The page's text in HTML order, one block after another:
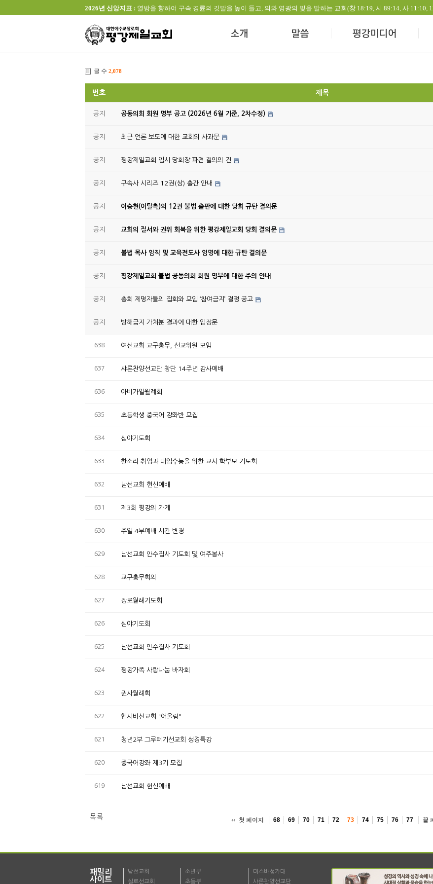
2026년 신앙지표 : 열방을 향하여 구속 경륜의 깃발을 높이 들고, 의와 영광의 빛을 발하는 교회(창 18:19, 시 89:14, 사 11:10,
글 수 2,078
번호 제목
공지 공동의회 회원 명부 공고 (2026년 6월 기준, 2차수정)
공지 최근 언론 보도에 대한 교회의 사과문
공지 평강제일교회 임시 당회장 파견 결의의 건
공지 구속사 시리즈 12권(상) 출간 안내
공지 이승현(이탈측)의 12권 불법 출판에 대한 당회 규탄 결의문
공지 교회의 질서와 권위 회복을 위한 평강제일교회 당회 결의문
공지 불법 목사 임직 및 교육전도사 임명에 대한 규탄 결의문
공지 평강제일교회 불법 공동의회 회원 명부에 대한 주의 안내
공지 총회 제명자들의 집회와 모임 ‘참여금지’ 결정 공고
공지 방해금지 가처분 결과에 대한 입장문
638 여선교회 교구총무, 선교위원 모임
637 샤론찬양선교단 창단 14주년 감사예배
636 아비가일월례회
635 초등학생 중국어 강좌반 모집
634 심야기도회
633 한소리 취업과 대입수능을 위한 교사 학부모 기도회
632 남선교회 헌신예배
631 제3회 평강의 가게
630 주일 4부예배 시간 변경
629 남선교회 안수집사 기도회 및 여주봉사
628 교구총무회의
627 장로월례기도회
626 심야기도회
625 남선교회 안수집사 기도회
624 평강가족 사랑나눔 바자회
623 권사월례회
622 헵시바선교회 "어울림"
621 청년2부 그루터기선교회 성경특강
620 중국어강좌 제3기 모집
619 남선교회 헌신예배
목록 첫 페이지 68 69 70 71 72 73 74 75 76 77 끝
패밀리
사이트
남선교회
실로선교회
소년부
초등부
미스바성가대
샤론찬양선교단